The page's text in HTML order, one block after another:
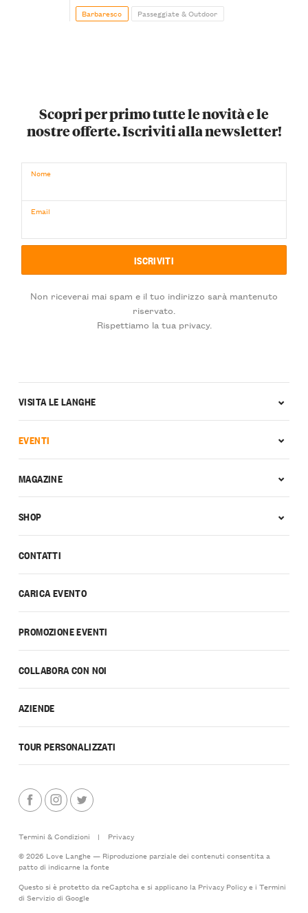
Barbaresco Passeggiate & Outdoor
Scopri per primo tutte le novità e le
nostre offerte. Iscriviti alla newsletter!
Nome
Email
Non riceverai mai spam e il tuo indirizzo sarà mantenuto
riservato.
Rispettiamo la tua privacy.
CONTATTI
CARICA EVENTO
PROMOZIONE EVENTI
COLLABORA CON NOI
AZIENDE
TOUR PERSONALIZZATI
VISITA LE LANGHE
EVENTI
MAGAZINE
SHOP
Termini & Condizioni |
Privacy
© 2026 Love Langhe — Riproduzione parziale dei contenuti consentita a
patto di indicarne la fonte
Questo si è protetto da reCaptcha e si applicano la Privacy Policye i Termini
di Serviziodi Google